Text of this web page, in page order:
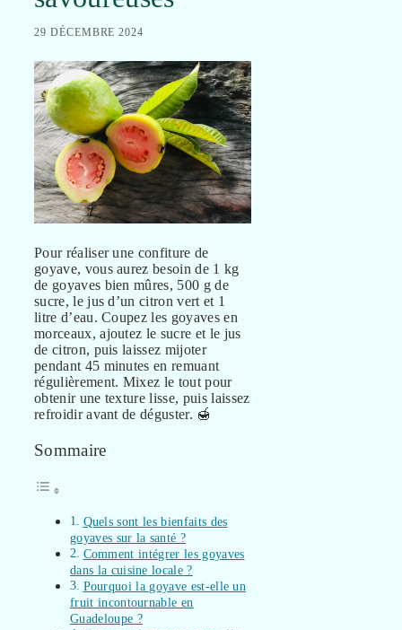
29 DÉCEMBRE 2024
Pour réaliser une confiture de
goyave, vous aurez besoin de 1 kg
de goyaves bien mûres, 500 g de
sucre, le jus d’un citron vert et 1
litre d’eau. Coupez les goyaves en
morceaux, ajoutez le sucre et le jus
de citron, puis laissez mijoter
pendant 45 minutes en remuant
régulièrement. Mixez le tout pour
obtenir une texture lisse, puis laissez
refroidir avant de déguster. 🍯
Sommaire
Quels sont les bienfaits des
goyaves sur la santé ?
Comment intégrer les goyaves
dans la cuisine locale ?
Pourquoi la goyave est-elle un
fruit incontournable en
Guadeloupe ?